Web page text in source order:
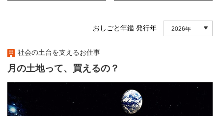
おしごと年鑑 発行年 2026年
社会の土台を支えるお仕事
月の土地って、買えるの？